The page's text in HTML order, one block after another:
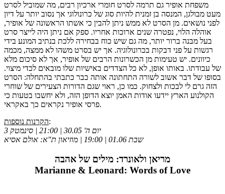
משפחת אופיר גם תרמה לסרט חומרי ארכיון רבים, מה שמוביל לסרט
מעט מבולגן, המנסה בן זמנית להיות סוג של כרונולוגי אך נסוב יותר על דיון
לפני נושאים. מן הסרט לא ממש ניתן להבין כי אשתו הראשונה של אופיר,
אוהלה הלוי, נפטרה שנים ארוכות אחריו. ספק אם ניתן היה לייצר סרט
בעל מבנה ברור יותר, מה גם שיש כוח בבחירה ללכת בנתיב המונע בידי
רגשות על פני דבקות בכרונולוגיה. אך יש בסרט משהו לא ממצה, מכמה
כיוונים. יש טעימות מן הכשרונות הרבים של אופיר, אך לא סיכום מלא
של עבודתו. באותו אופן, לא כל הצדדים באישיות שלו מובאים לכדי מיצוי.
בסופו של דבר אשוב לשורה התחתונה אותה כבר כתבתי בהתחלה: הסרט
הזה גרם לי לבכות ולצחוק. כמו כן, ראוי שגם הדורות הצעירים של שוחרי
הקולנוע הארץ יידעו אודות האמן יוצא הדופן הזה, ולא יחשבו בטעות כי
פרסי אופיר נקראים כך באקראי.
הקרנות נוספות:
יום ה' 30.05 | 21:00 | סינמטק 3
שבת 01.06 | 19:00 | מוזיאון ת"א: אולם אסיא
מריאן ולאונרד: מילים של אהבה
Marianne & Leonard: Words of Love